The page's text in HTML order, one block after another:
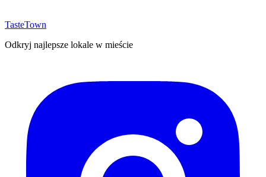
TasteTown
Odkryj najlepsze lokale w mieście